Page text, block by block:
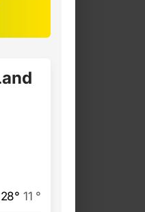
28° 11 °